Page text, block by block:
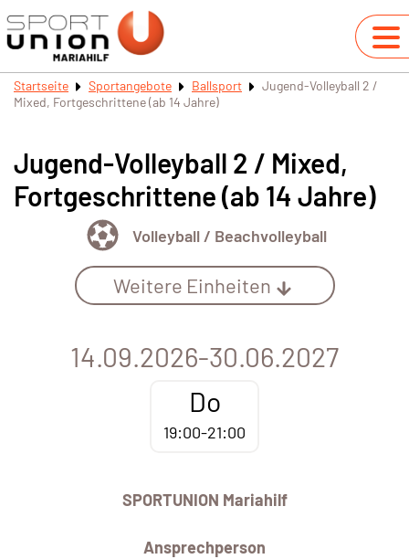
Startseite Sportangebote Ballsport
Jugend-Volleyball 2 /
Mixed, Fortgeschrittene (ab 14 Jahre)
Jugend-Volleyball 2 / Mixed,
Fortgeschrittene (ab 14 Jahre)
Volleyball / Beachvolleyball
Weitere Einheiten
14.09.2026-30.06.2027
Do
19:00-21:00
SPORTUNION Mariahilf
Ansprechperson